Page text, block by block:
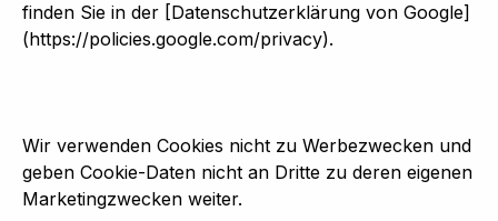
finden Sie in der [Datenschutzerklärung von Google]
(https://policies.google.com/privacy).
Wir verwenden Cookies nicht zu Werbezwecken und
geben Cookie-Daten nicht an Dritte zu deren eigenen
Marketingzwecken weiter.